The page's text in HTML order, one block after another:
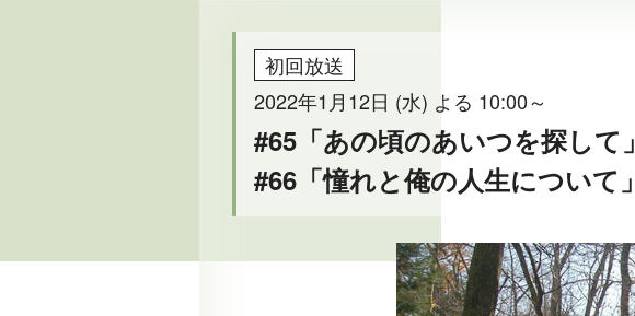
初回放送
2022年1月12日 (水) よる 10:00～
#65「あの頃のあいつを探して」
#66「憧れと俺の人生について」